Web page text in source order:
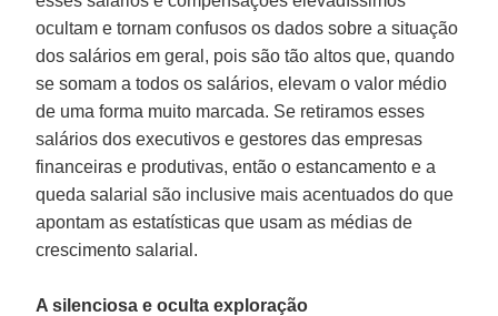
ocultam e tornam confusos os dados sobre a situação
dos salários em geral, pois são tão altos que, quando
se somam a todos os salários, elevam o valor médio
de uma forma muito marcada. Se retiramos esses
salários dos executivos e gestores das empresas
financeiras e produtivas, então o estancamento e a
queda salarial são inclusive mais acentuados do que
apontam as estatísticas que usam as médias de
crescimento salarial.
A silenciosa e oculta exploração